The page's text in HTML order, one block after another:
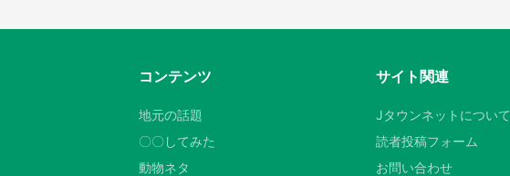
コンテンツ
地元の話題
〇〇してみた
動物ネタ
サイト関連
Jタウンネットについて
読者投稿フォーム
お問い合わせ